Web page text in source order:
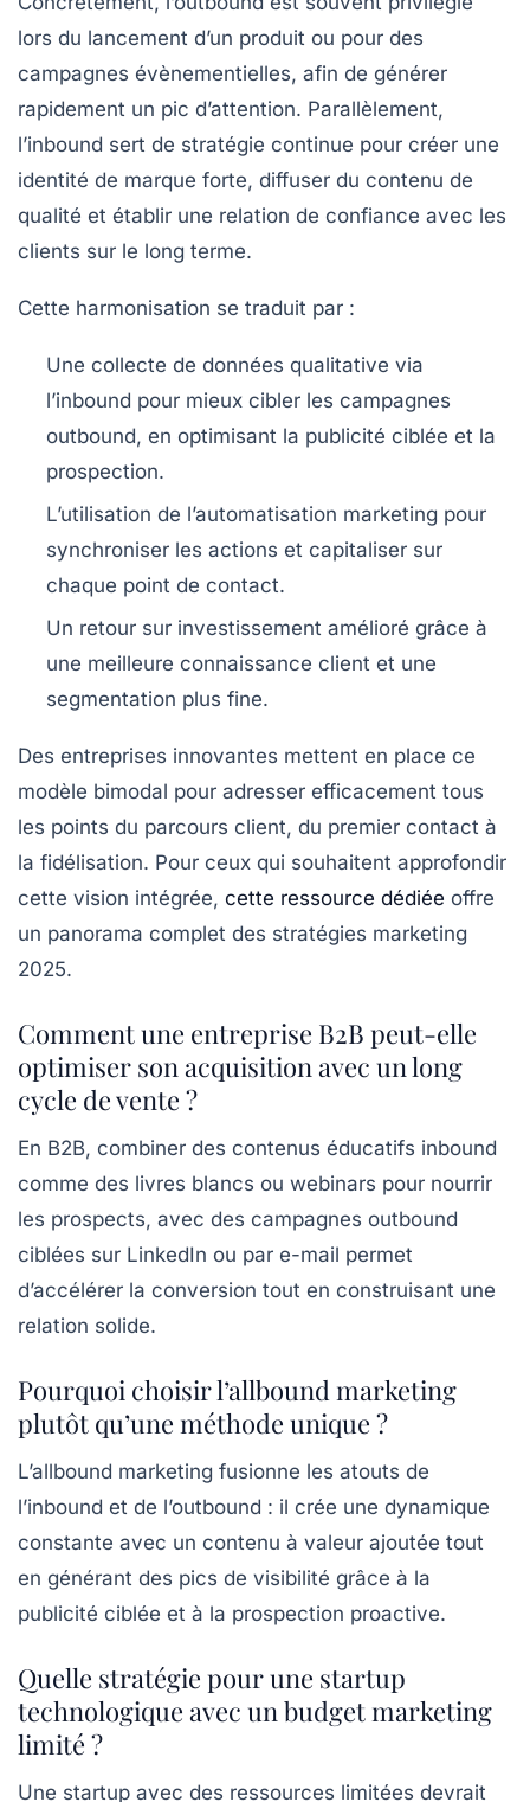
lors du lancement d’un produit ou pour des
campagnes évènementielles, afin de générer
rapidement un pic d’attention. Parallèlement,
l’inbound sert de stratégie continue pour créer une
identité de marque forte, diffuser du contenu de
qualité et établir une relation de confiance avec les
clients sur le long terme.
Cette harmonisation se traduit par :
Une collecte de données qualitative via
l’inbound pour mieux cibler les campagnes
outbound, en optimisant la publicité ciblée et la
prospection.
L’utilisation de l’automatisation marketing pour
synchroniser les actions et capitaliser sur
chaque point de contact.
Un retour sur investissement amélioré grâce à
une meilleure connaissance client et une
segmentation plus fine.
Des entreprises innovantes mettent en place ce
modèle bimodal pour adresser efficacement tous
les points du parcours client, du premier contact à
la fidélisation. Pour ceux qui souhaitent approfondir
cette vision intégrée, cette ressource dédiée offre
un panorama complet des stratégies marketing
2025.
Comment une entreprise B2B peut-elle
optimiser son acquisition avec un long
cycle de vente ?
En B2B, combiner des contenus éducatifs inbound
comme des livres blancs ou webinars pour nourrir
les prospects, avec des campagnes outbound
ciblées sur LinkedIn ou par e-mail permet
d’accélérer la conversion tout en construisant une
relation solide.
Pourquoi choisir l’allbound marketing
plutôt qu’une méthode unique ?
L’allbound marketing fusionne les atouts de
l’inbound et de l’outbound : il crée une dynamique
constante avec un contenu à valeur ajoutée tout
en générant des pics de visibilité grâce à la
publicité ciblée et à la prospection proactive.
Quelle stratégie pour une startup
technologique avec un budget marketing
limité ?
Une startup avec des ressources limitées devrait